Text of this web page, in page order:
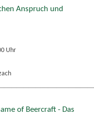
Anspruch und
Uhr
of Beercraft - Das